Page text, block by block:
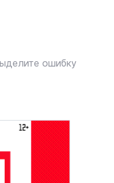
ошибку